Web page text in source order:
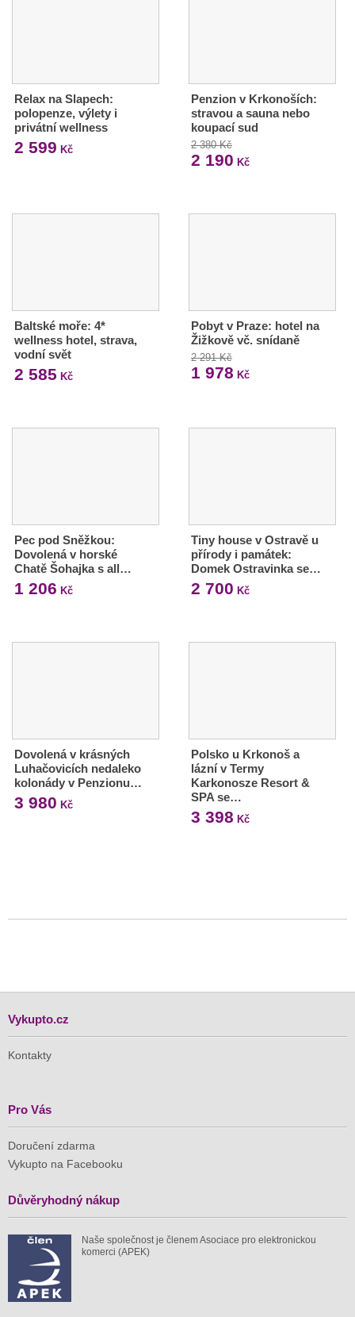
Relax na Slapech:
polopenze, výlety i
privátní wellness
2 599 Kč
Penzion v Krkonoších:
stravou a sauna nebo
koupací sud
2 380 Kč
2 190 Kč
Baltské moře: 4*
wellness hotel, strava,
vodní svět
2 585 Kč
Pobyt v Praze: hotel na
Žižkově vč. snídaně
2 291 Kč
1 978 Kč
Pec pod Sněžkou:
Dovolená v horské
Chatě Šohajka s all…
1 206 Kč
Tiny house v Ostravě u
přírody i památek:
Domek Ostravinka se…
2 700 Kč
Dovolená v krásných
Luhačovicích nedaleko
kolonády v Penzionu…
3 980 Kč
Polsko u Krkonoš a
lázní v Termy
Karkonosze Resort &
SPA se…
3 398 Kč
Vykupto.cz
Kontakty
Pro Vás
Doručení zdarma
Vykupto na Facebooku
Důvěryhodný nákup
Naše společnost je členem Asociace pro elektronickou
komerci (APEK)